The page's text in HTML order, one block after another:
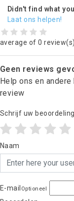
Didn't find what
Laat ons helpen!
average of 0 review(s)
Geen reviews
Help ons en
review
Schrijf uw
Naam
E-mail Optioneel